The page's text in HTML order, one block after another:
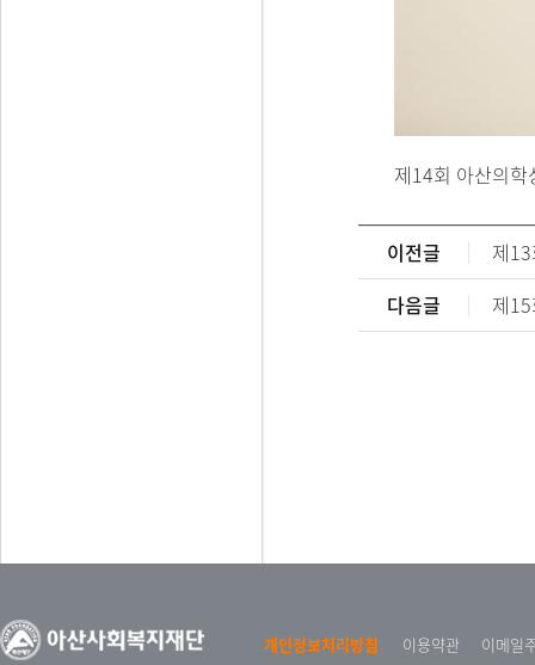
제14회 아산의학
이전글
제
다음글
제
개인정보처리방침 이용약관
이메일